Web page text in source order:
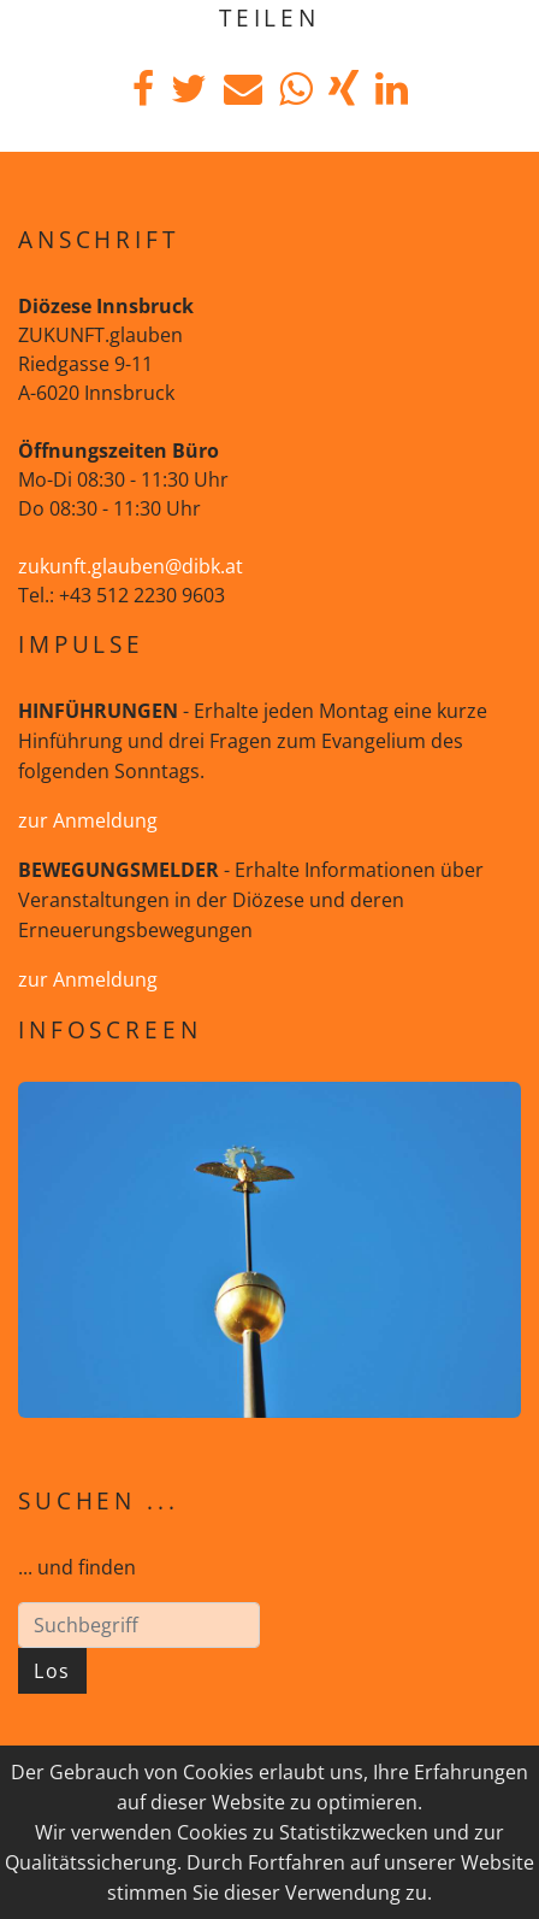
Der Gebrauch von Cookies erlaubt uns, Ihre Erfahrungen
auf dieser Website zu optimieren.
Wir verwenden Cookies zu Statistikzwecken und zur
Qualitätssicherung. Durch Fortfahren auf unserer Website
stimmen Sie dieser Verwendung zu.
TEILEN
ANSCHRIFT
Diözese Innsbruck
ZUKUNFT.glauben
Riedgasse 9-11
A-6020 Innsbruck
Öffnungszeiten Büro
Mo-Di 08:30 - 11:30 Uhr
Do 08:30 - 11:30 Uhr
zukunft.glauben@dibk.at
Tel.: +43 512 2230 9603
IMPULSE
HINFÜHRUNGEN - Erhalte jeden Montag eine kurze
Hinführung und drei Fragen zum Evangelium des
folgenden Sonntags.
zur Anmeldung
BEWEGUNGSMELDER- Erhalte Informationen über
Veranstaltungen in der Diözese und deren
Erneuerungsbewegungen
zur Anmeldung
INFOSCREEN
SUCHEN ...
... und finden
Los
© 2026 GEISTreich - Diözese Innsbruck
IMPRESSUM
LINKSAMMLUNG
DATENSCHUTZ
KONTAKT